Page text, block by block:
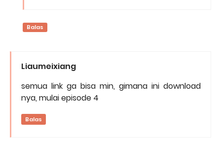
Balas
Liaumeixiang
semua link ga bisa min, gimana ini download
nya, mulai episode 4
Balas